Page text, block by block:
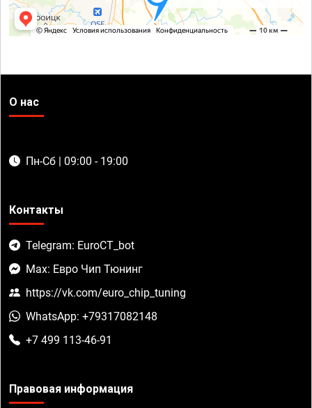
О нас
Пн-Сб | 09:00 - 19:00
Контакты
Telegram: EuroCT_bot
Max: Евро Чип Тюнинг
https://vk.com/euro_chip_tuning
WhatsApp: +79317082148
+7 499 113-46-91
Правовая информация